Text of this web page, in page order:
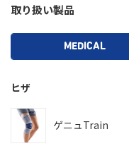
取り扱い製品
MEDICAL
ヒザ
ゲニュTrain